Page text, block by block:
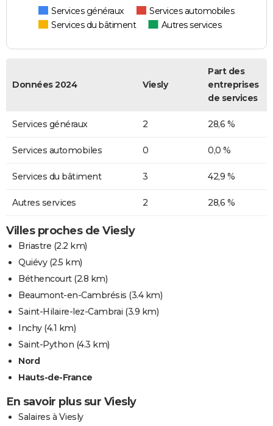
Services généraux
Services automobiles
Services du bâtiment
Autres services
Données 2024 Viesly
Part des
entreprises
de services
Services généraux 2 28,6 %
Services automobiles 0 0,0 %
Services du bâtiment 3 42,9 %
Autres services 2 28,6 %
Villes proches de Viesly
Briastre (2.2 km)
Quiévy(2.5 km)
Béthencourt(2.8 km)
Beaumont-en-Cambrésis (3.4 km)
Saint-Hilaire-lez-Cambrai (3.9 km)
Inchy(4.1 km)
Saint-Python (4.3 km)
Nord
Hauts-de-France
En savoir plus sur Viesly
Salaires à Viesly